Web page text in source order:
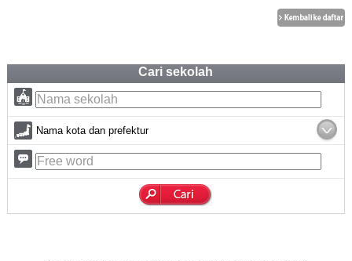
Cari sekolah
Nama kota dan prefektur